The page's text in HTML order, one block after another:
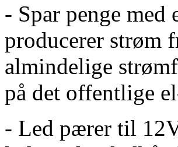
- Spar penge
producerer strøm
almindelige
på det offentlige
- Led pærer til